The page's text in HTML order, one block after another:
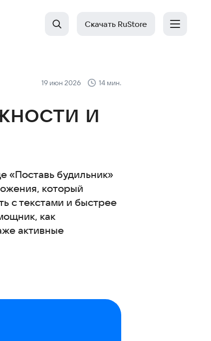
Скачать RuStore
19 июн 2026 14 мин.
и
«Поставь будильник»
который
с текстами и быстрее
как
активные